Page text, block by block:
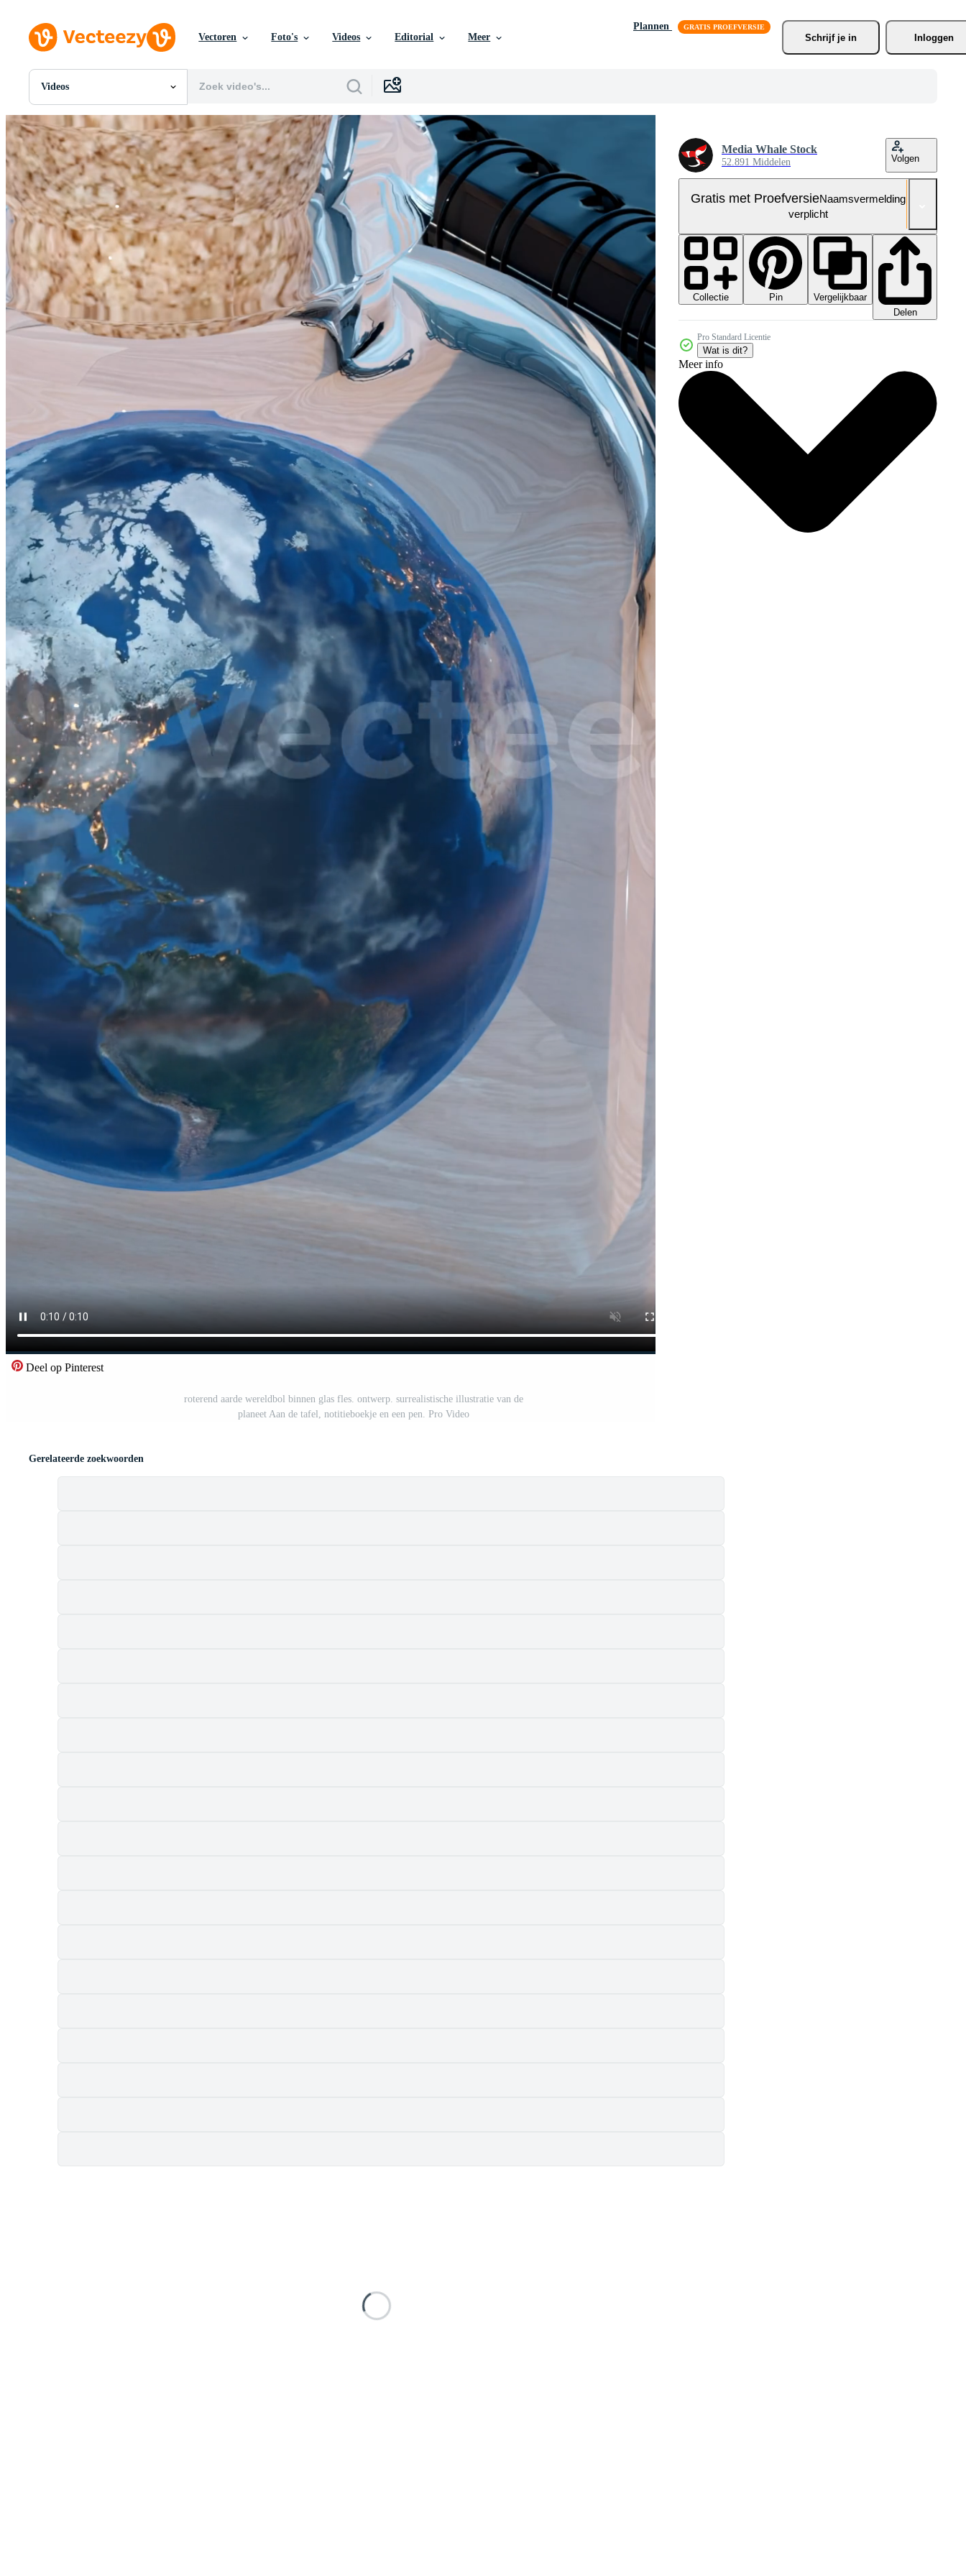
Vectoren Foto's Videos Editorial Meer
Plannen
Schrijf je in Inloggen
Videos
Alle Afbeeldingen
PNGs
PSDs
SVGs
Sjablonen
Vectoren
Videos
Motion graphics
Redactionele Afbeeldingen
Redactionele Evenementen
Deel op Pinterest
roterend aarde wereldbol binnen glas fles. ontwerp. surrealistische illustratie van de
planeet Aan de tafel, notitieboekje en een pen. Pro Video
Media Whale Stock
52.891 Middelen Volgen
Gratis met ProefversieNaamsvermelding niet
verplicht
Collectie Pin
Vergelijkbaar
Delen
Pro Standard Licentie
Wat is dit?
Meer info
Gerelateerde zoekwoorden